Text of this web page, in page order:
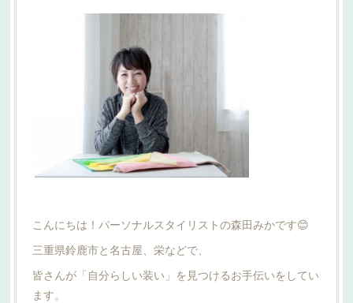
こんにちは！パーソナルスタイリストの森田みかです😊
三重県鈴鹿市と名古屋、栄などで、
皆さんが「自分らしい装い」を見つけるお手伝いをしてい
ます。